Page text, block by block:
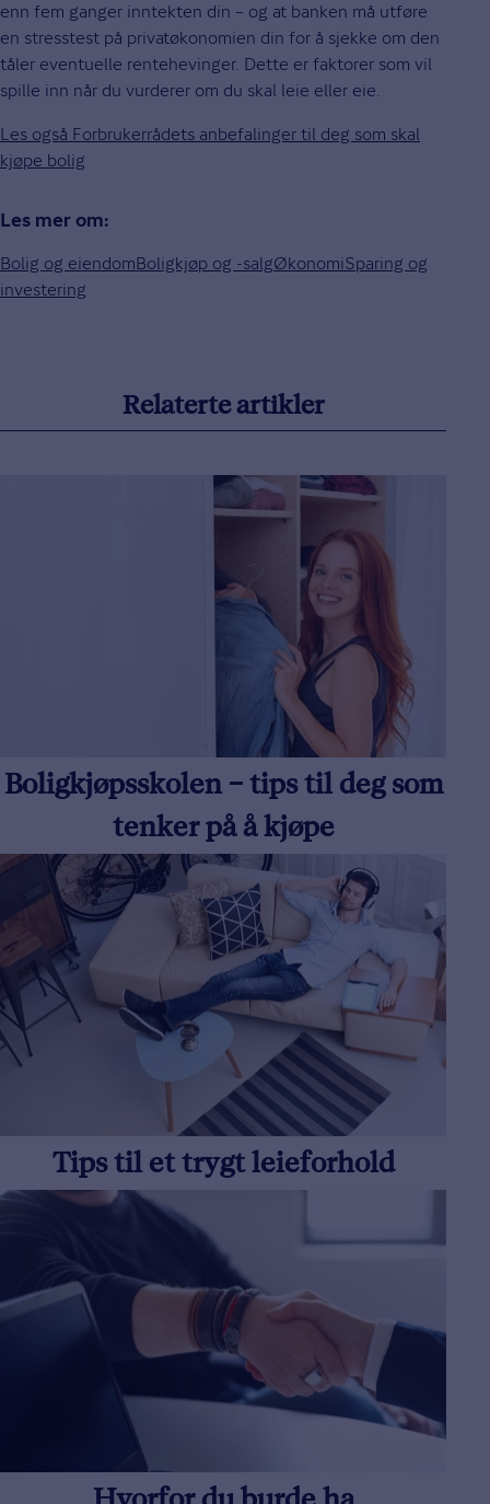
enn fem ganger inntekten din – og at banken må utføre
en stresstest på privatøkonomien din for å sjekke om den
tåler eventuelle rentehevinger. Dette er faktorer som vil
spille inn når du vurderer om du skal leie eller eie.
Les også Forbrukerrådets anbefalinger til deg som skal
kjøpe bolig
Les mer om:
Bolig og eiendomBoligkjøp og -salgØkonomiSparing og
investering
Relaterte artikler
Boligkjøpsskolen – tips til deg som
tenker på å kjøpe
Tips til et trygt leieforhold